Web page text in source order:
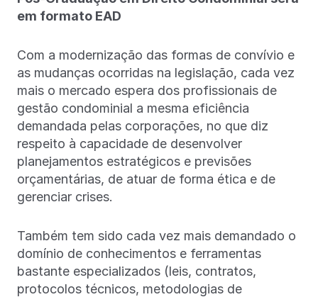
em formato EAD
Com a modernização das formas de convívio e
as mudanças ocorridas na legislação, cada vez
mais o mercado espera dos profissionais de
gestão condominial a mesma eficiência
demandada pelas corporações, no que diz
respeito à capacidade de desenvolver
planejamentos estratégicos e previsões
orçamentárias, de atuar de forma ética e de
gerenciar crises.
Também tem sido cada vez mais demandado o
domínio de conhecimentos e ferramentas
bastante especializados (leis, contratos,
protocolos técnicos, metodologias de